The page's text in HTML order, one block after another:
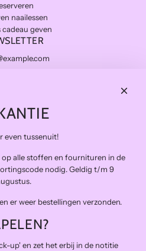
naailessen
cadeau geven
en zo duurzaam mogelijk.
betalen
levering
en het afhalen van
de naailessen om)
Kroon', een verzamelgebouw voor
3024EE Rotterdam
even tussenuit!
op alle stoffen en fournituren in de
nodig. Geldig t/m 9
er weer bestellingen verzonden.
up' en zet het erbij in de notitie